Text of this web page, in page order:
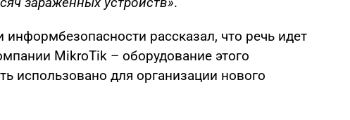
информбезопасности рассказал, что речь идет
MikroTik – оборудование этого
использовано для организации нового